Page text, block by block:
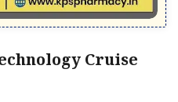
Cruise